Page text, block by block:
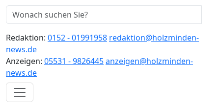
Redaktion: 0152 - 01991958 redaktion@holzminden-
news.de
Anzeigen: 05531 - 9826445anzeigen@holzminden-
news.de